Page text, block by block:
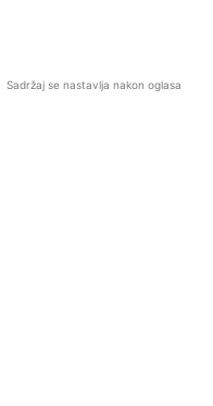
Sadržaj se nastavlja nakon oglasa